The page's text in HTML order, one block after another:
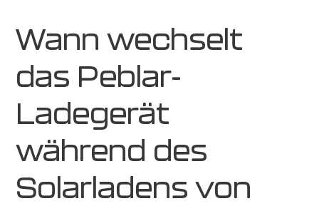
Wann wechselt
das Peblar-
Ladegerät
während des
Solarladens von